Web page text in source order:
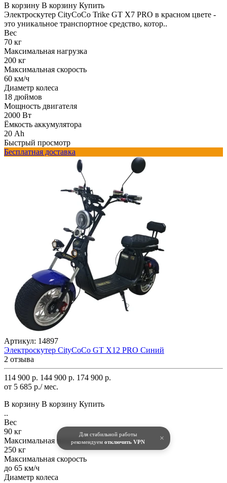
Для стабильной работы
рекомендуем отключить VPN ×
В корзину В корзину Купить
Электроскутер CityCoCo Trike GT X7 PRO в красном цвете -
это уникальное транспортное средство, котор..
Вес
70 кг
Максимальная нагрузка
200 кг
Максимальная скорость
60 км/ч
Диаметр колеса
18 дюймов
Мощность двигателя
2000 Вт
Ёмкость аккумулятора
20 Ah
Быстрый просмотр
Бесплатная доставка
Артикул: 14897
Электроскутер CityCoCo GT X12 PRO Синий
2 отзыва
114 900 р. 144 900 р. 174 900 р.
от 5 685 р./ мес.
В корзину В корзину Купить
..
Вес
90 кг
Максимальная нагрузка
250 кг
Максимальная скорость
до 65 км/ч
Диаметр колеса